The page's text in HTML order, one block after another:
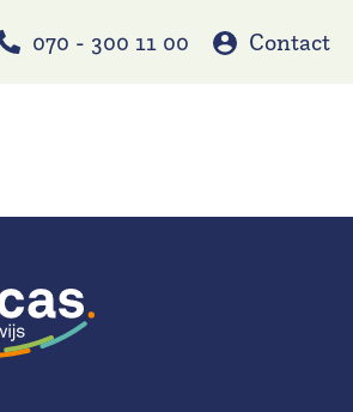
070 - 300 11 00 Contact